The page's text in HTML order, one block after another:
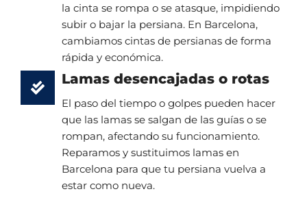
la cinta se rompa o se atasque, impidiendo
subir o bajar la persiana. En Barcelona,
cambiamos cintas de persianas de forma
rápida y económica.
Lamas desencajadas o rotas
El paso del tiempo o golpes pueden hacer
que las lamas se salgan de las guías o se
rompan, afectando su funcionamiento.
Reparamos y sustituimos lamas en
Barcelona para que tu persiana vuelva a
estar como nueva.